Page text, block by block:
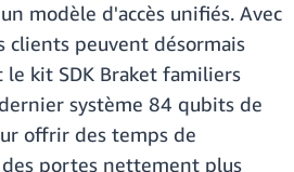
modèle d'accès unifiés. Avec
clients peuvent désormais
le kit SDK Braket familiers
système 84 qubits de
offrir des temps de
portes nettement plus